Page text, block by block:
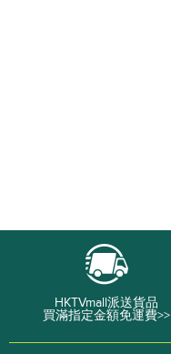
HKTVmall派送貨品
買滿指定金額免運費>>